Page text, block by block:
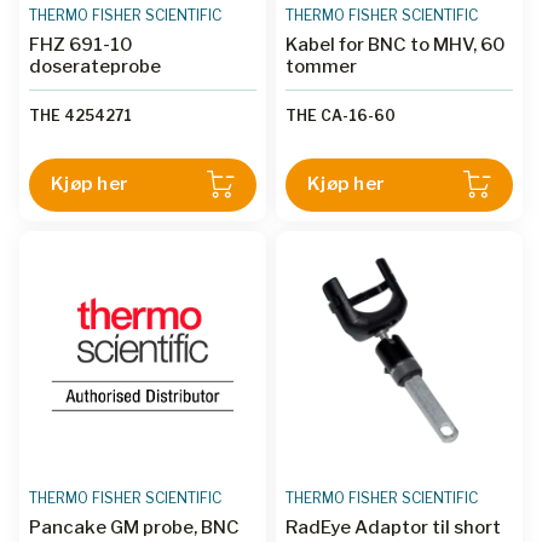
THERMO FISHER SCIENTIFIC
FHZ 691-10
doserateprobe
THE 4254271
Kjøp her
THERMO FISHER SCIENTIFIC
Kabel for BNC to MHV, 60
tommer
THE CA-16-60
Kjøp her
THERMO FISHER SCIENTIFIC
Pancake GM probe, BNC
THERMO FISHER SCIENTIFIC
RadEye Adaptor til short